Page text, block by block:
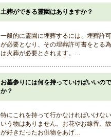
土葬ができる霊園はありますか？
一般的に霊園に埋葬するには、埋葬許
が必要となり、その埋葬許可書をとる
は火葬が必要とされます。…
お墓参りには何を持っていけばいいの
か？
特にこれを持って行かなければいけな
いう物はありません。お花やお線香、
が好きだったお供物をあげ…